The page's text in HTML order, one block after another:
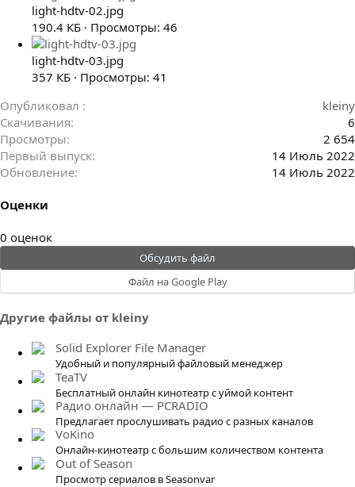
light-hdtv-02.jpg
190.4 КБ · Просмотры: 46
light-hdtv-03.jpg
357 КБ · Просмотры: 41
Опубликовал
kleiny
Скачивания
6
Просмотры
2 654
Первый выпуск
14 Июль 2022
Обновление
14 Июль 2022
Оценки
0
.
0
в
0 оценок
Обсудить файл
Файл на Google Play
Другие файлы от kleiny
Solid Explorer File Manager
Удобный и популярный файловый менеджер
TeaTV
Бесплатный онлайн кинотеатр с уймой контент
Радио онлайн — PCRADIO
Предлагает прослушивать радио с разных каналов
VoKino
Онлайн-кинотеатр с большим количеством контента
Out of Season
Просмотр сериалов в Seasonvar